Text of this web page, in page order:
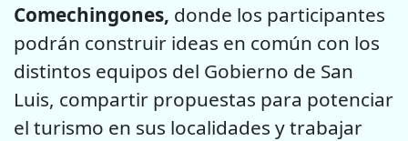
Comechingones, donde los participantes
podrán construir ideas en común con los
distintos equipos del Gobierno de San
Luis, compartir propuestas para potenciar
el turismo en sus localidades y trabajar